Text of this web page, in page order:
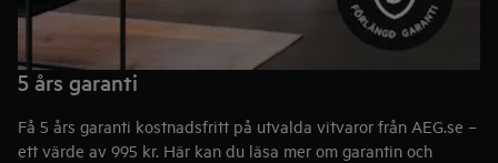
5 års garanti
Få 5 års garanti kostnadsfritt på utvalda vitvaror från AEG.se –
ett värde av 995 kr. Här kan du läsa mer om garantin och